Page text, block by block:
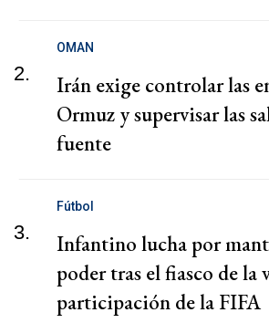
2.
OMAN
Irán exige controlar las
Ormuz y supervisar las
fuente
3.
Fútbol
Infantino lucha por
poder tras el fiasco de la
participación de la FIFA